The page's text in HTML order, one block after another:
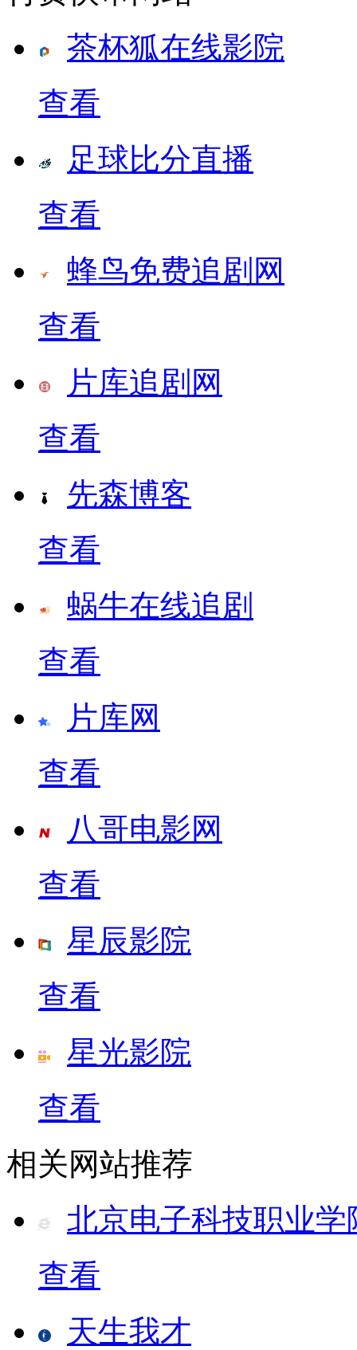
茶杯狐在线影院
查看
足球比分直播
查看
蜂鸟免费追剧网
查看
片库追剧网
查看
先森博客
查看
蜗牛在线追剧
查看
片库网
查看
八哥电影网
查看
星辰影院
查看
星光影院
查看
相关网站推荐
北京电子科技职业学
查看
天生我才